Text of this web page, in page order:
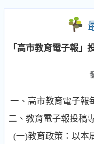
「高市教育電子報」
一、高市教育電子報
二、教育電子報投稿
(一)教育政策：以本